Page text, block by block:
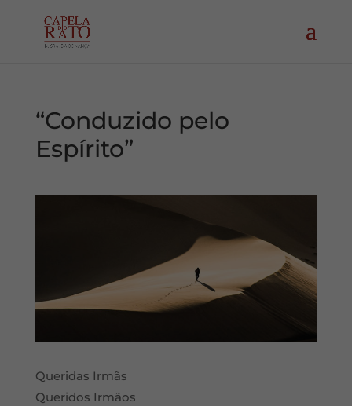
“Conduzido pelo
Espírito”
Queridas Irmãs
Queridos Irmãos